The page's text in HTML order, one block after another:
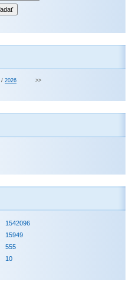
/ 2026 >>
10
1542096
15949
555